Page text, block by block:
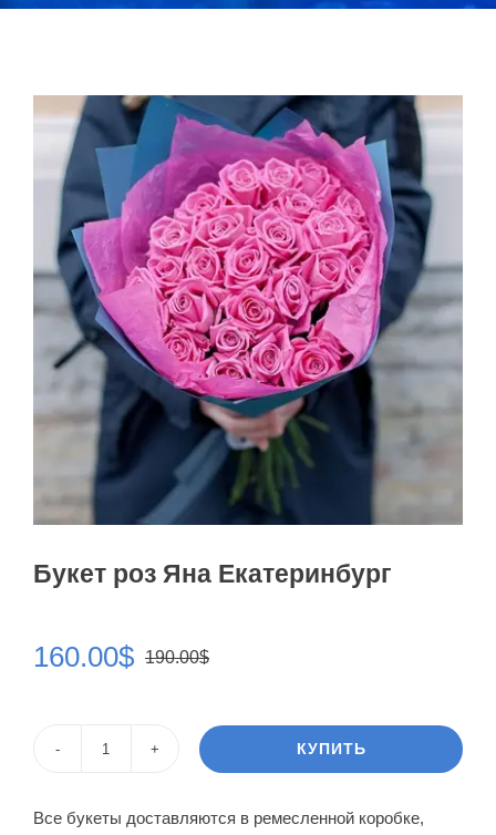
Букет роз Яна Екатеринбург
190.00$Первоначальная
составляла
190.00$.
160.00$
Текущая
160.00$.
Букет
КУПИТЬ
Все букеты доставляются в ремесленной коробке,